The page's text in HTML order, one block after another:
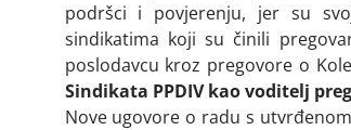
podršci i povjerenju, jer su
sindikatima koji su činili
poslodavcu kroz pregovore o
Sindikata PPDIV kao voditelj
Nove ugovore o radu s